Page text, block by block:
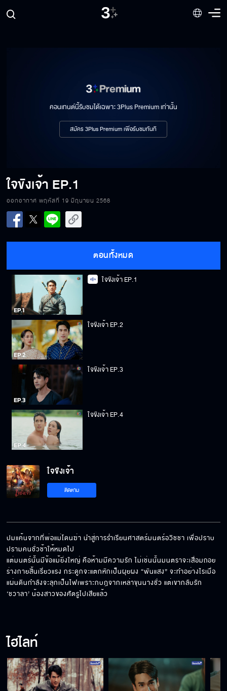
คอนเทนต์นี้รับชมได้เฉพาะ 3Plus Premium เท่านั้น
สมัคร 3Plus Premium เพื่อรับชมทันที
ใจขังเจ้า EP.1
ออกอากาศ พฤหัสที่ 19 มิถุนายน 2568
ตอนทั้งหมด
ใจขังเจ้า EP.1
ใจขังเจ้า EP.2
ใจขังเจ้า EP.3
ใจขังเจ้า EP.4
ใจขังเจ้า EP.8
ใจขังเจ้า EP.10
ใจขังเจ้า
ติดตาม
ปมแค้นจากที่พ่อแม่โดนฆ่า นำสู่การร่ำเรียนศาสตร์มนตร์อวิชชา เพื่อปราบ
ปรามคนชั่วช้าให้หมดไป
แต่มนตร์นั้นมีข้อแม้ยิ่งใหญ่ คือห้ามมีความรัก ไม่เช่นนั้นมนตราจะเสื่อมถอย
ร่างกายสิ้นเรี่ยวแรง กระดูกจะแตกหักเป็นผุยผง “พันแสง” จะทำอย่างไรเมื่อ
แผ่นดินกำลังจะลุกเป็นไฟเพราะกบฎจากเหล่าขุนนางชั่ว แต่เขากลับรัก
‘ชวาลา’ น้องสาวของศัตรูไปเสียแล้ว
ไฮไลท์